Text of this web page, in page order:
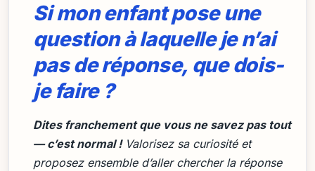
Si mon enfant pose une
question à laquelle je n’ai
pas de réponse, que dois-
je faire ?
Dites franchement que vous ne savez pas tout
— c’est normal !Valorisez sa curiosité et
proposez ensemble d’aller chercher la réponse